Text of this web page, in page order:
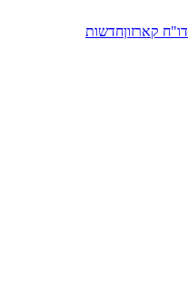
דו"ח קארזוןחדשות